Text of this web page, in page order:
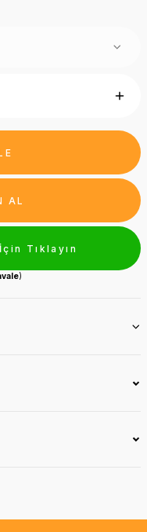
AL
Tıklayın
)